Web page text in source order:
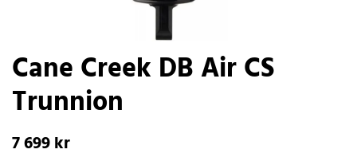
Cane Creek DB Air CS
Trunnion
7 699 kr